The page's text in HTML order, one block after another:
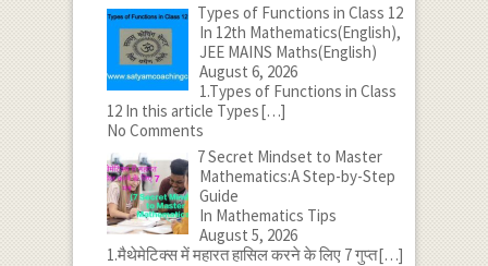
Types of Functions in Class 12
In 12th Mathematics(English),
JEE MAINS Maths(English)
August 6, 2026
1.Types of Functions in Class
12 In this article Types[…]
No Comments
7 Secret Mindset to Master
Mathematics:A Step-by-Step
Guide
In Mathematics Tips
August 5, 2026
1.मैथेमेटिक्स में महारत हासिल करने के लिए 7 गुप्त[…]